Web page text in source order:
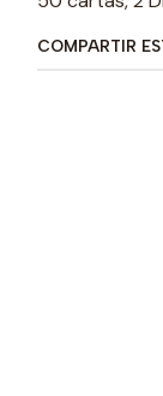
COMPARTIR